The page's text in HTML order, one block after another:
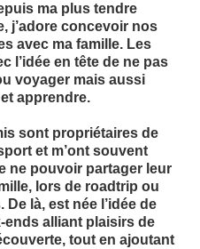
ma plus tendre
j’adore concevoir nos
avec ma famille. Les
l’idée en tête de ne pas
voyager mais aussi
apprendre.
sont propriétaires de
et m’ont souvent
ne pouvoir partager leur
lors de roadtrip ou
là, est née l’idée de
ends alliant plaisirs de
tout en ajoutant